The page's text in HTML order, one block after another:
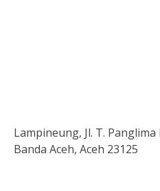
Lampineung, Jl. T.
Banda Aceh, Aceh 23125